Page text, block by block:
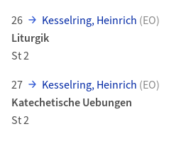
26
Kesselring, Heinrich (EO)
Liturgik
St 2
27
Kesselring, Heinrich (EO)
Katechetische Uebungen
St 2